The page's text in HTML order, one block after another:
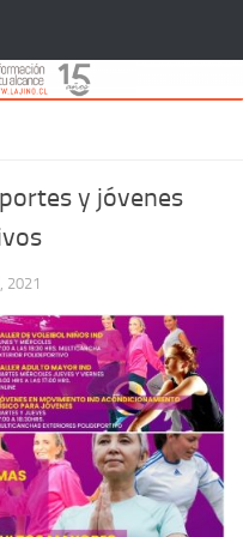
y jóvenes
2021